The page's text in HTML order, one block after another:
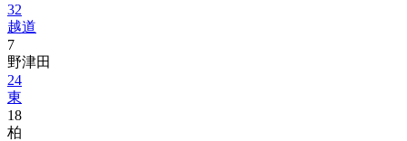
32
越道
7
野津田
24
東
18
柏